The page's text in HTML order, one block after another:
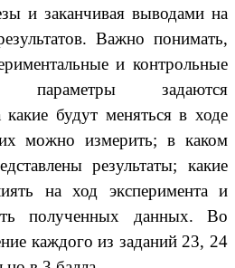
и заканчивая выводами на
Важно понимать,
и контрольные
параметры задаются
какие будут меняться в ходе
можно измерить; в каком
результаты; какие
на ход эксперимента и
полученных данных. Во
каждого из заданий 23, 24